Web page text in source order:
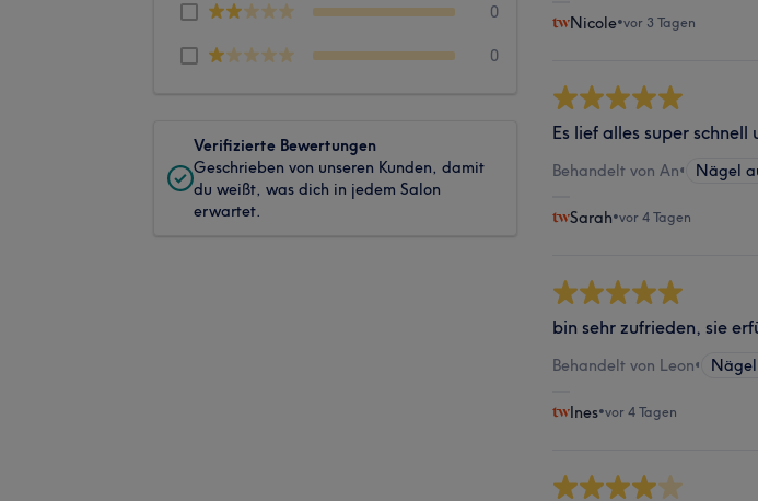
0
0
Verifizierte Bewertungen
Geschrieben von unseren Kunden, damit
du weißt, was dich in jedem Salon
erwartet.
Nicole•vor 3 Tagen
Es lief alles super schnell
Behandelt von An• Nägel
Sarah•vor 4 Tagen
bin sehr zufrieden, sie
Behandelt von Leon•
Ines•vor 4 Tagen